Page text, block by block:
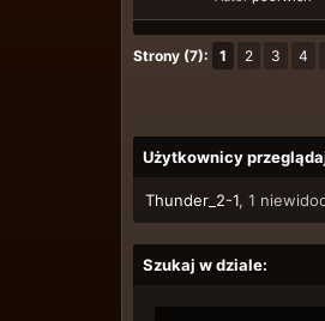
Strony (7): 1 2 3 4
Użytkownicy
Thunder_2-1, 1
Szukaj w dziale: